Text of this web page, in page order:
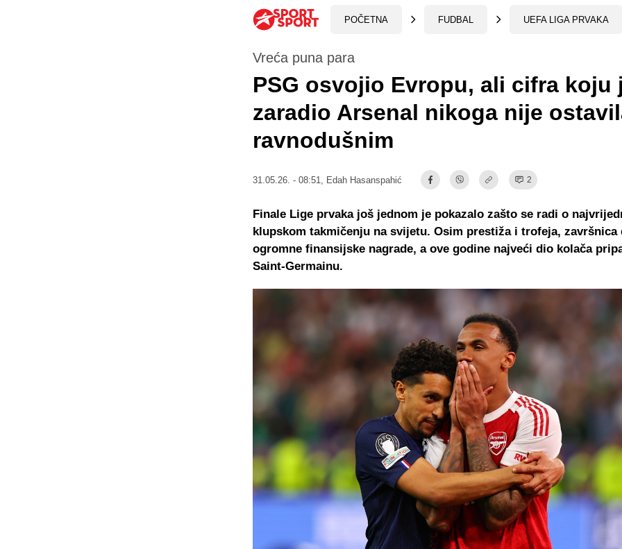
POČETNA FUDBAL UEFA LIGA PRVAKA
Vreća puna para
PSG osvojio Evropu, ali cifra koju
zaradio Arsenal nikoga nije
ravnodušnim
31.05.26. - 08:51, Edah Hasanspahić 2
Finale Lige prvaka još jednom je pokazalo zašto se radi o
klupskom takmičenju na svijetu. Osim prestiža i trofeja, završnica
ogromne finansijske nagrade, a ove godine najveći dio kolača
Saint-Germainu.